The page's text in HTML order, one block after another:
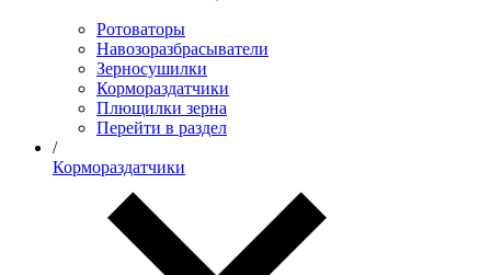
Ротоваторы
Навозоразбрасыватели
Зерносушилки
Кормораздатчики
Плющилки зерна
Перейти в раздел
/
Кормораздатчики